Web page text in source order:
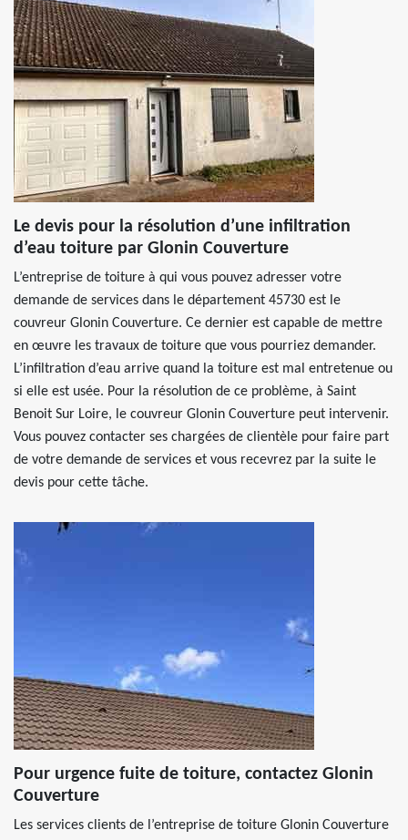
Le devis pour la résolution d’une infiltration
d’eau toiture par Glonin Couverture
L’entreprise de toiture à qui vous pouvez adresser votre
demande de services dans le département 45730 est le
couvreur Glonin Couverture. Ce dernier est capable de mettre
en œuvre les travaux de toiture que vous pourriez demander.
L’infiltration d’eau arrive quand la toiture est mal entretenue ou
si elle est usée. Pour la résolution de ce problème, à Saint
Benoit Sur Loire, le couvreur Glonin Couverture peut intervenir.
Vous pouvez contacter ses chargées de clientèle pour faire part
de votre demande de services et vous recevrez par la suite le
devis pour cette tâche.
Pour urgence fuite de toiture, contactez Glonin
Couverture
Les services clients de l’entreprise de toiture Glonin Couverture